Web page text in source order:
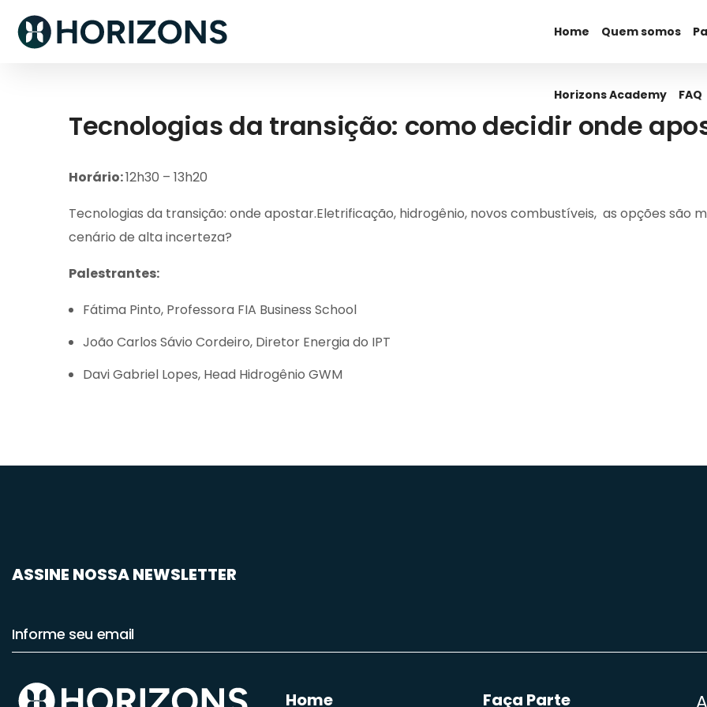
Home Quem somos
Horizons Academy FAQ
Horizons Academy FAQ
Tecnologias da transição: como decidir onde
Horário:12h30 – 13h20
Tecnologias da transição: onde apostar.Eletrificação, hidrogênio, novos combustíveis, as opções são
cenário de alta incerteza?
Palestrantes:
Fátima Pinto, Professora FIA Business School
João Carlos Sávio Cordeiro, Diretor Energia do IPT
Davi Gabriel Lopes, Head Hidrogênio GWM
ASSINE NOSSA NEWSLETTER
Home Faça Parte